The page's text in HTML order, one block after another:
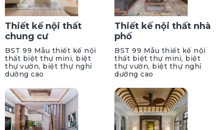
Thiết kế nội thất
chung cư
BST 99 Mẫu thiết kế nội
thất biệt thự mini, biệt
thự vườn, biệt thự nghỉ
dưỡng cao
Thiết kế nội thất nhà
phố
BST 99 Mẫu thiết kế nội
thất biệt thự mini, biệt
thự vườn, biệt thự nghỉ
dưỡng cao